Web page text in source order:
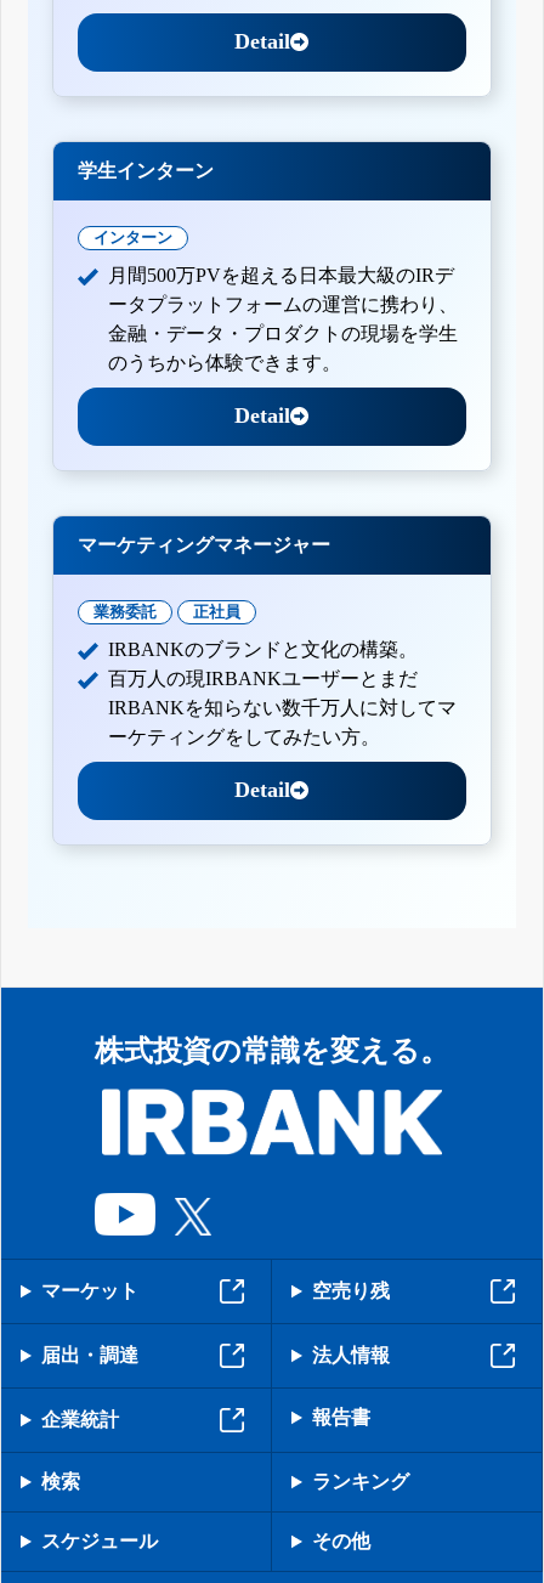
Detail
学生インターン
インターン
月間500万PVを超える日本最大級のIRデ
ータプラットフォームの運営に携わり、
金融・データ・プロダクトの現場を学生
のうちから体験できます。
Detail
マーケティングマネージャー
業務委託 正社員
IRBANKのブランドと文化の構築。
百万人の現IRBANKユーザーとまだ
IRBANKを知らない数千万人に対してマ
ーケティングをしてみたい方。
Detail
株式投資の常識を変える。
マーケット 空売り残
届出・調達 法人情報
企業統計 報告書
検索 ランキング
スケジュール その他